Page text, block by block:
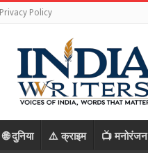
Privacy Policy
🌐 दुनिया ⚠️ क्राइम 📺 मनोरंजन